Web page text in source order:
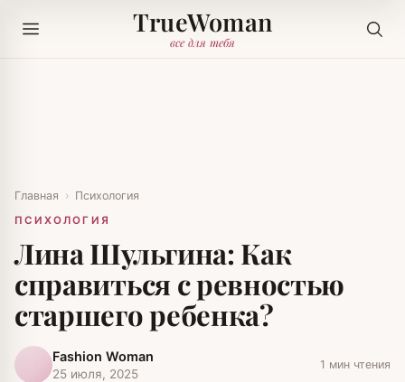
TrueWoman
все для тебя
Главная › Психология
ПСИХОЛОГИЯ
Лина Шульгина: Как
справиться с ревностью
старшего ребенка?
Fashion Woman
25 июля, 2025
1 мин чтения